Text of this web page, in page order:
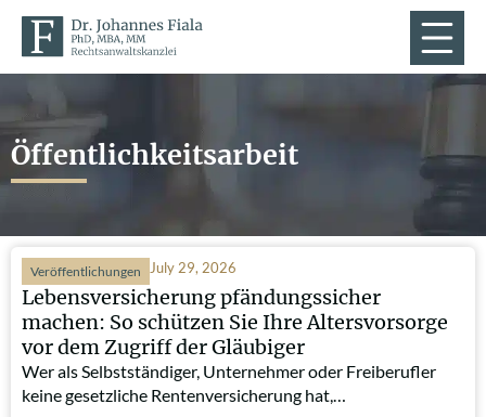
Öffentlichkeitsarbeit
Veröffentlichungen July 29, 2026
Lebensversicherung pfändungssicher
machen: So schützen Sie Ihre Altersvorsorge
vor dem Zugriff der Gläubiger
Wer als Selbstständiger, Unternehmer oder Freiberufler
keine gesetzliche Rentenversicherung hat,…